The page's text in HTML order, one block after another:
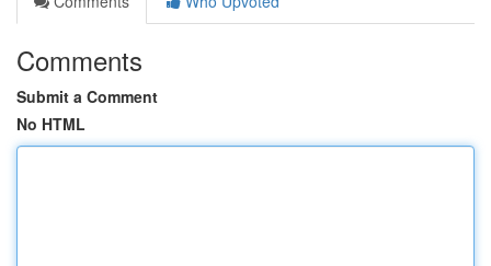
Comments
Submit a Comment
No HTML